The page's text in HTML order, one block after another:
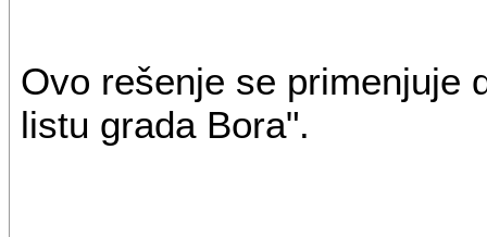
Ovo rešenje se primenjuje
listu grada Bora".